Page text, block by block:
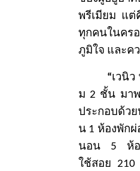
พรีเมียม แต่
ทุกคนในคร
ภูมิใจ และค
“เวนิ
ม 2 ชั้น มา
ประกอบด้ว
น 1 ห้องพัก
นอน 5 ห้
ใช้สอย210